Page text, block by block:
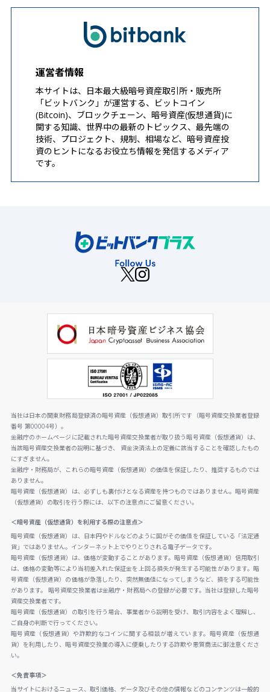
運営者情報
本サイトは、日本最大級暗号資産取引所・販売所
「ビットバンク」が運営する、ビットコイン
(Bitcoin)、ブロックチェーン、暗号資産(仮想通貨)に
関する知識、世界中の最新のトピックス、最先端の
技術、プロジェクト、規制、相場など、暗号資産投
資のヒントになるお役立ち情報を発信するメディア
です。
当社は日本の関東財務局登録済の暗号資産（仮想通貨）取引所です（暗号資産交換業者登録
番号 第00004号）。
金融庁のホームページに記載された暗号資産交換業者が取り扱う暗号資産（仮想通貨）は、
当該暗号資産交換業者の説明に基づき、 資金決済法上の定義に該当することを確認したもの
にすぎません。
金融庁・財務局が、これらの暗号資産（仮想通貨）の価値を保証したり、推奨するものでは
ありません。
暗号資産（仮想通貨）は、必ずしも裏付けとなる資産を持つものではありません。暗号資産
（仮想通貨）の取引を行う際には、以下の注意点にご留意ください。
＜暗号資産（仮想通貨）を利用する際の注意点＞
暗号資産（仮想通貨）は、日本円やドルなどのように国がその価値を保証している「法定通
貨」ではありません。インターネット上でやりとりされる電子データです。
暗号資産（仮想通貨）は、価格が変動することがあります。暗号資産（仮想通貨）信用取引
は、価格の変動等により当初差入れた保証金を上回る損失が発生する可能性があります。暗
号資産（仮想通貨）の価格が急落したり、突然無価値になってしまうなど、損をする可能性
があります。 暗号資産交換業者は金融庁・財務局への登録が必要です。当社は登録した暗号
資産交換業者です。
暗号資産（仮想通貨）の取引を行う場合、事業者から説明を受け、取引内容をよく理解し、
ご自身の判断で行ってください。
暗号資産（仮想通貨）や詐欺的なコインに関する相談が増えています。暗号資産（仮想通
貨）を利用したり、暗号資産交換業の導入に便乗したりする詐欺や悪質商法に御注意くださ
い。
＜免責事項＞
当サイトにおけるニュース、取引価格、データ及びその他の情報などのコンテンツは一般的